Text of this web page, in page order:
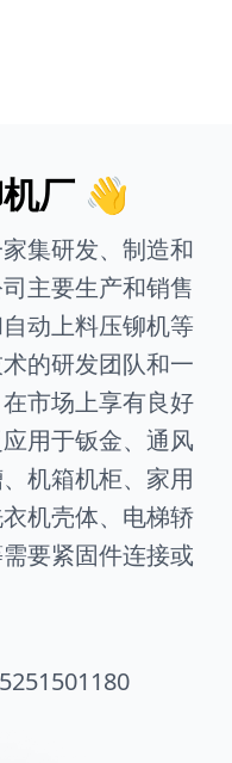
厂 👋
集研发、制造和
主要生产和销售
动上料压铆机等
的研发团队和一
市场上享有良好
用于钣金、通风
机箱机柜、家用
机壳体、电梯轿
要紧固件连接或